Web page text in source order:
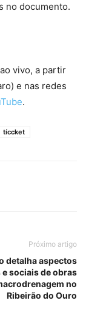
no documento.
vivo, a partir
e nas redes
.
tíccket
Próximo artigo
detalha aspectos
sociais de obras
no
Ribeirão do Ouro